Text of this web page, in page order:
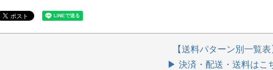
【送料パターン別一覧表
▶ 決済・配送・送料はこ